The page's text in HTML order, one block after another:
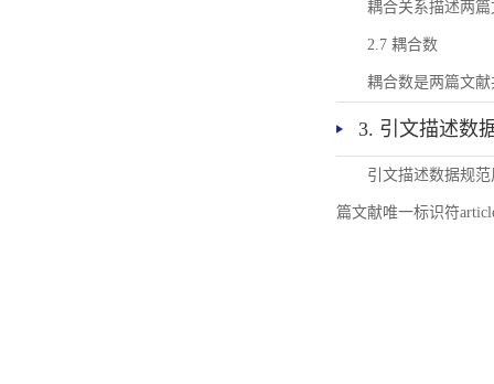
耦合关系描述两
2.7 耦合数
耦合数是两篇文
3. 引文描述数
引文描述数据规
篇文献唯一标识符